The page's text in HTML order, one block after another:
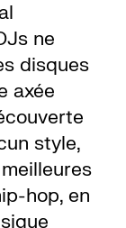
ne
disques
axée
style,
hop, en